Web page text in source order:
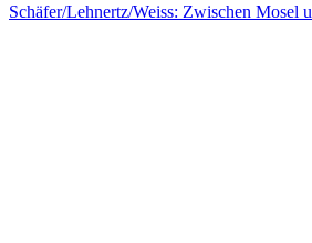
Schäfer/Lehnertz/Weiss: Zwischen Mosel